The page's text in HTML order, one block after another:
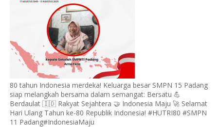
80 tahun Indonesia merdeka! Keluarga besar SMPN 15 Padang
siap melangkah bersama dalam semangat: Bersatu 💪
Berdaulat 🇮🇩 Rakyat Sejahtera 🤝 Indonesia Maju 🚀 Selamat
Hari Ulang Tahun ke-80 Republik Indonesia! #HUTRI80 #SMPN
11 Padang#IndonesiaMaju